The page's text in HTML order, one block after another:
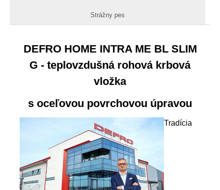
Strážny pes
DEFRO HOME INTRA ME BL SLIM
G - teplovzdušná rohová krbová
vložka
s oceľovou povrchovou úpravou
Tradícia